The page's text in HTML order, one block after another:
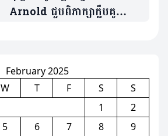
Arnold ជួបពិភាក្សាក្លឹបគូ
February 2025
W T F S
S
1
2
5 6 7 8
9